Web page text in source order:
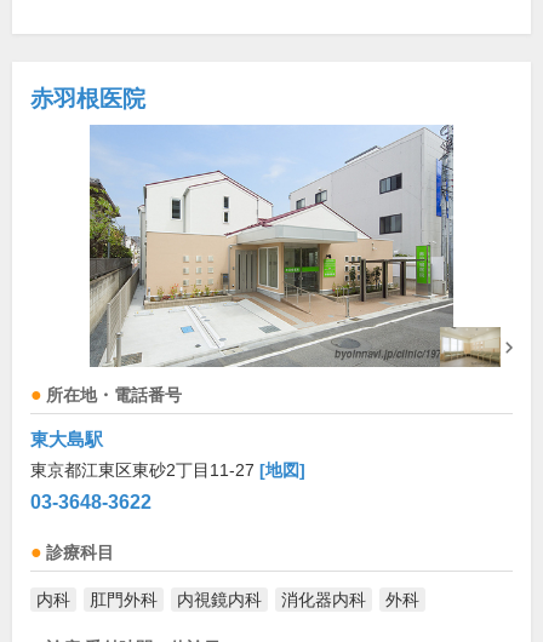
赤羽根医院
所在地・電話番号
東大島駅
東京都江東区東砂2丁目11-27 [地図]
03-3648-3622
診療科目
内科 肛門外科 内視鏡内科 消化器内科 外科